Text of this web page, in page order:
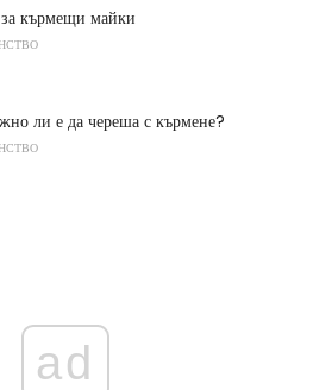
кърмещи майки
ли е да череша с кърмене?
ad